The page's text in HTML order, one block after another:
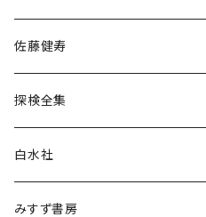
民族・風習
言語・ことば
佐藤健寿
探検全集
白水社
みすず書房